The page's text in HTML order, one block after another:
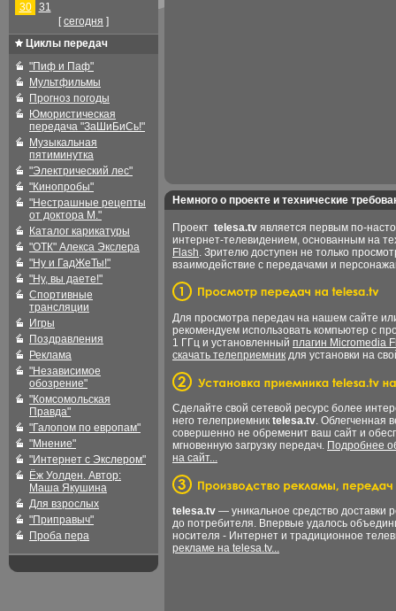
30
31
[cегодня ]
Циклы передач
"Пиф и Паф"
Мультфильмы
Прогноз погоды
Юмористическая
передача "ЗаШиБиСь!"
Музыкальная
пятиминутка
"Электрический лес"
"Кинопробы"
"Нестрашные рецепты
от доктора М."
Каталог карикатуры
"ОТК" Алекса Экслера
"Ну и ГадЖеТы!"
"Ну, вы даете!"
Спортивные
трансляции
Игры
Поздравления
Реклама
"Независимое
обозрение"
"Комсомольская
Правда"
"Галопом по европам"
"Мнение"
"Интернет с Экслером"
Ёж Уолден. Автор:
Маша Якушина
Для взрослых
"Приправыч"
Проба пера
Немного о проекте и технические
Проект telesa.tv является первым по-
интернет-телевидением, основанным на
Flash. Зрителю доступен не только
взаимодействие с передачами и
Для просмотра передач на нашем сайте
рекомендуем использовать компьютер с
1 ГГц и установленный плагин Micromedia
скачать телеприемник для установки на
Сделайте свой сетевой ресурс более
него телеприемник telesa.tv. Облегченная
совершенно не обременит ваш сайт и
мгновенную загрузку передач. Подробнее
на сайт...
telesa.tv — уникальное средство доставки
до потребителя. Впервые удалось
носителя - Интернет и традиционное
рекламе на telesa.tv...